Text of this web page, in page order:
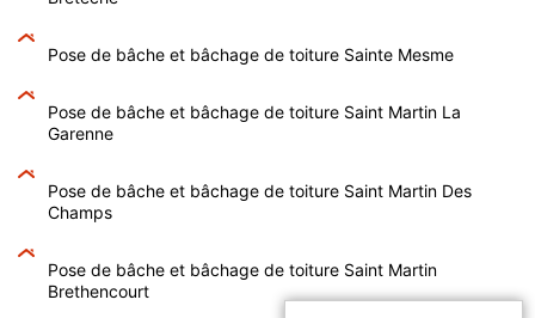
Pose de bâche et bâchage de toiture Sainte Mesme
Pose de bâche et bâchage de toiture Saint Martin La
Garenne
Pose de bâche et bâchage de toiture Saint Martin Des
Champs
Pose de bâche et bâchage de toiture Saint Martin
Brethencourt